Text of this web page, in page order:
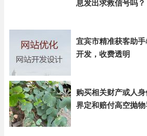
息发出求救信号吗？
宜宾市精准获客助
开发，收费透明
购买相关财产或人
界定和赔付高空抛物